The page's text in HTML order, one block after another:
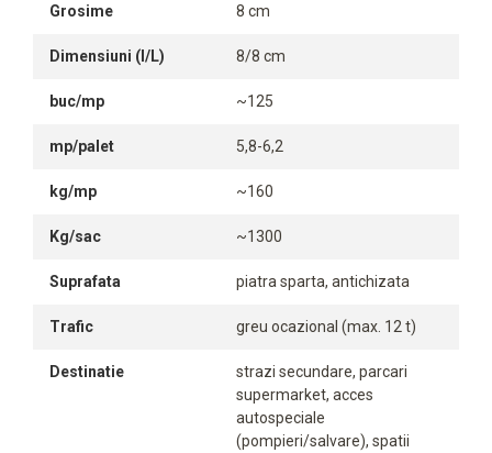
Grosime 8 cm
Dimensiuni (l/L) 8/8 cm
buc/mp ~125
mp/palet 5,8-6,2
kg/mp ~160
Kg/sac ~1300
Suprafata piatra sparta, antichizata
Trafic greu ocazional (max. 12 t)
Destinatie
strazi secundare, parcari
supermarket, acces
autospeciale
(pompieri/salvare), spatii